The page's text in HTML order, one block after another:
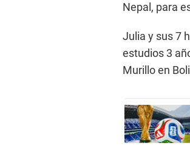
Nepal, para
Julia y sus 7
estudios 3
Murillo en